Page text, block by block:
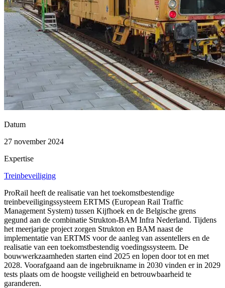
Datum
27 november 2024
Expertise
Treinbeveiliging
ProRail heeft de realisatie van het toekomstbestendige
treinbeveiligingssysteem ERTMS (European Rail Traffic
Management System) tussen Kijfhoek en de Belgische grens
gegund aan de combinatie Strukton-BAM Infra Nederland. Tijdens
het meerjarige project zorgen Strukton en BAM naast de
implementatie van ERTMS voor de aanleg van assentellers en de
realisatie van een toekomstbestendig voedingssysteem. De
bouwwerkzaamheden starten eind 2025 en lopen door tot en met
2028. Voorafgaand aan de ingebruikname in 2030 vinden er in 2029
tests plaats om de hoogste veiligheid en betrouwbaarheid te
garanderen.